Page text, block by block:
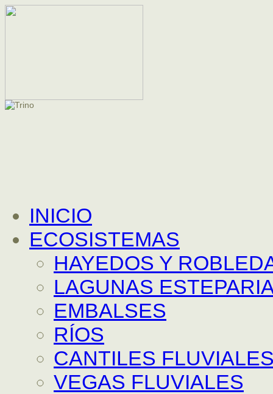
INICIO
ECOSISTEMAS
HAYEDOS Y
LAGUNAS
EMBALSES
RÍOS
CANTILES
VEGAS FLUVIALES